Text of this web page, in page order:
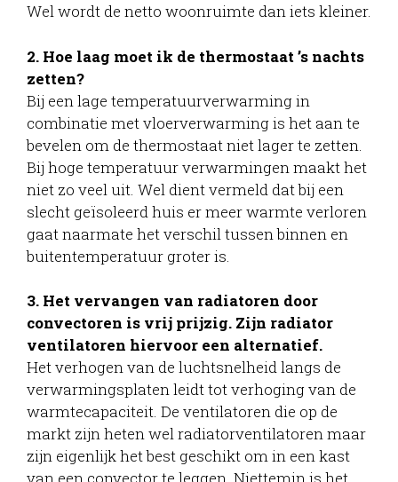
Wel wordt de netto woonruimte dan iets kleiner.
2. Hoe laag moet ik de thermostaat ’s nachts
zetten?
Bij een lage temperatuurverwarming in
combinatie met vloerverwarming is het aan te
bevelen om de thermostaat niet lager te zetten.
Bij hoge temperatuur verwarmingen maakt het
niet zo veel uit. Wel dient vermeld dat bij een
slecht geïsoleerd huis er meer warmte verloren
gaat naarmate het verschil tussen binnen en
buitentemperatuur groter is.
3. Het vervangen van radiatoren door
convectoren is vrij prijzig. Zijn radiator
ventilatoren hiervoor een alternatief.
Het verhogen van de luchtsnelheid langs de
verwarmingsplaten leidt tot verhoging van de
warmtecapaciteit. De ventilatoren die op de
markt zijn heten wel radiatorventilatoren maar
zijn eigenlijk het best geschikt om in een kast